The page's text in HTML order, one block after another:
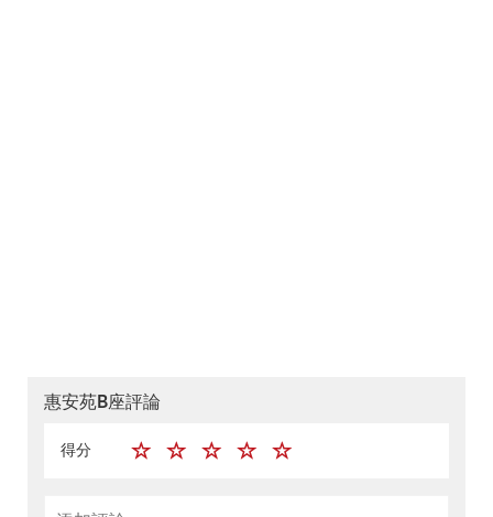
惠安苑B座評論
得分